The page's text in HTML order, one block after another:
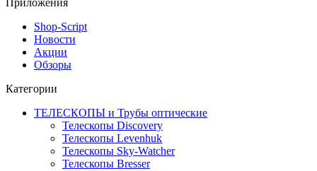
Приложения
Shop-Script
Новости
Акции
Обзоры
Категории
ТЕЛЕСКОПЫ и Трубы оптические
Телескопы Discovery
Телескопы Levenhuk
Телескопы Sky-Watcher
Телескопы Bresser